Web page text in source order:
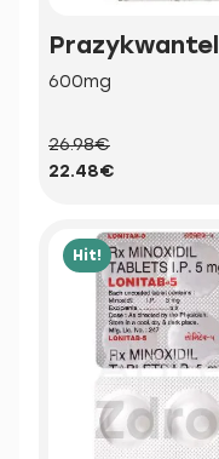
Prazykwantel
600mg
26.98€
22.48€
Hit!